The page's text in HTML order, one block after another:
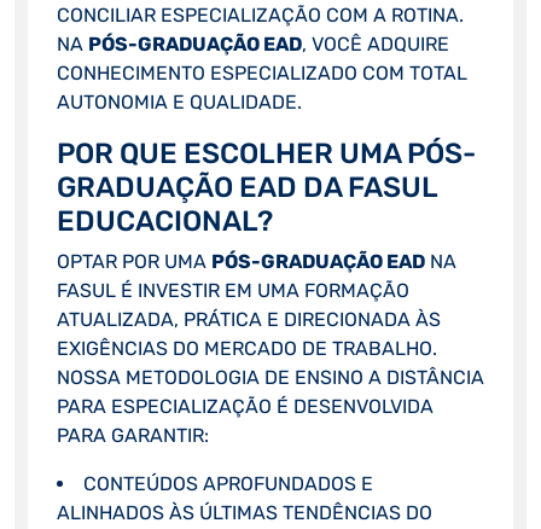
CONCILIAR ESPECIALIZAÇÃO COM A ROTINA.
NA PÓS-GRADUAÇÃO EAD, VOCÊ ADQUIRE
CONHECIMENTO ESPECIALIZADO COM TOTAL
AUTONOMIA E QUALIDADE.
POR QUE ESCOLHER UMA PÓS-
GRADUAÇÃO EAD DA FASUL
EDUCACIONAL?
OPTAR POR UMA PÓS-GRADUAÇÃO EADNA
FASUL É INVESTIR EM UMA FORMAÇÃO
ATUALIZADA, PRÁTICA E DIRECIONADA ÀS
EXIGÊNCIAS DO MERCADO DE TRABALHO.
NOSSA METODOLOGIA DE ENSINO A DISTÂNCIA
PARA ESPECIALIZAÇÃO É DESENVOLVIDA
PARA GARANTIR:
CONTEÚDOS APROFUNDADOS E
ALINHADOS ÀS ÚLTIMAS TENDÊNCIAS DO